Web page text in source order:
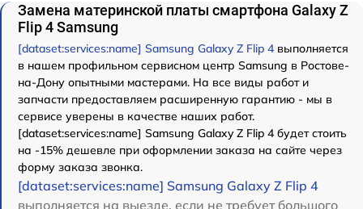
Замена материнской платы смартфона Galaxy Z
Flip 4 Samsung
[dataset:services:name] Samsung Galaxy Z Flip 4 выполняется
в нашем профильном сервисном центр Samsung в Ростове-
на-Дону опытными мастерами. На все виды работ и
запчасти предоставляем расширенную гарантию - мы в
сервисе уверены в качестве наших работ.
[dataset:services:name] Samsung Galaxy Z Flip 4 будет стоить
на -15% дешевле при оформлении заказа на сайте через
форму заказа звонка.
[dataset:services:name] Samsung Galaxy Z Flip 4
выполняется на выезде, если не требует большого